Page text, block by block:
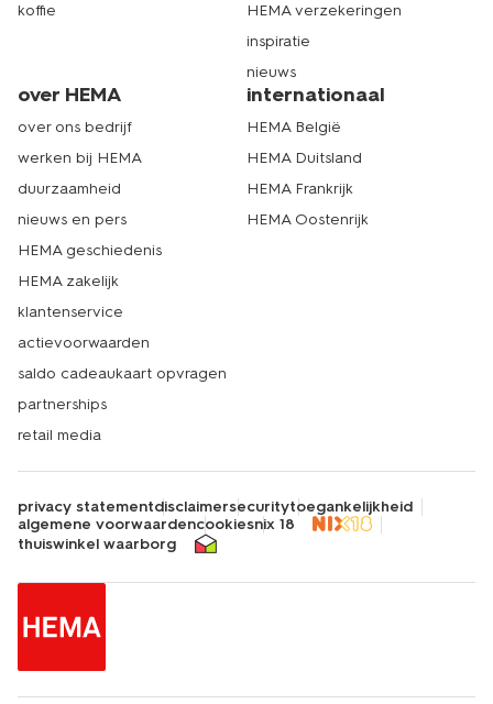
koffie
HEMA verzekeringen
inspiratie
nieuws
over HEMA
over ons bedrijf
werken bij HEMA
duurzaamheid
nieuws en pers
HEMA geschiedenis
HEMA zakelijk
klantenservice
actievoorwaarden
saldo cadeaukaart opvragen
partnerships
retail media
internationaal
HEMA België
HEMA Duitsland
HEMA Frankrijk
HEMA Oostenrijk
privacy statementdisclaimersecuritytoegankelijkheid
algemene voorwaardencookiesnix 18
thuiswinkel waarborg